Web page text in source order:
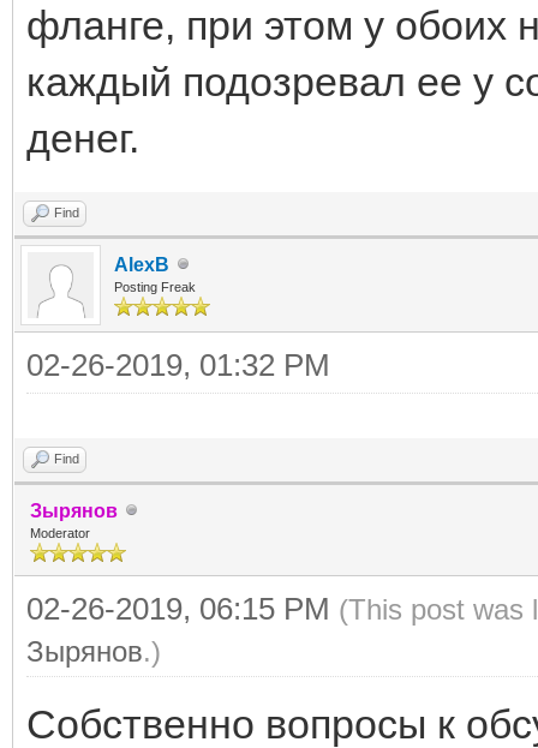
фланге, при этом у обоих
каждый подозревал ее у
денег.
Find
AlexB
Posting Freak
02-26-2019, 01:32 PM
Find
Зырянов
Moderator
02-26-2019, 06:15 PM (This post was
Зырянов.)
Собственно вопросы к